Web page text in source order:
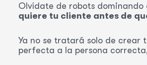
Olvídate de robots dominando
quiere tu cliente antes de
Ya no se tratará solo de
perfecta a la persona